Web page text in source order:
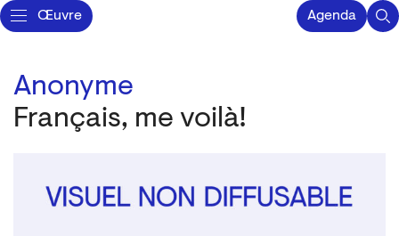
Œuvre Agenda
Anonyme
Français, me voilà!